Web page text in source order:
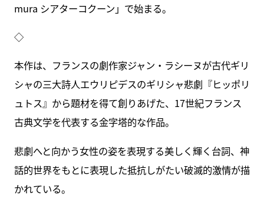
mura シアターコクーン」で始まる。
◇
本作は、フランスの劇作家ジャン・ラシーヌが古代ギリ
シャの三大詩人エウリピデスのギリシャ悲劇『ヒッポリ
ュトス』から題材を得て創りあげた、17世紀フランス
古典文学を代表する金字塔的な作品。
悲劇へと向かう女性の姿を表現する美しく輝く台詞、神
話的世界をもとに表現した抵抗しがたい破滅的激情が描
かれている。